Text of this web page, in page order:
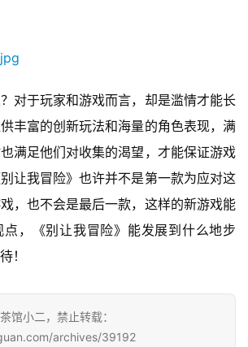
对于玩家和游戏而言，却是滥情才能长
丰富的创新玩法和海量的角色表现，满
满足他们对收集的渴望，才能保证游戏
让我冒险》也许并不是第一款为应对这
，也不会是最后一款，这样的新游戏能
，《别让我冒险》能发展到什么地步
！
馆小二，禁止转载：
archives/39192